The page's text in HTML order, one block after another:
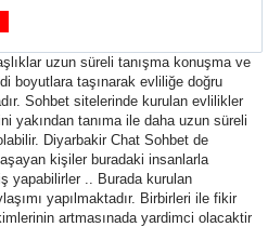
uzun süreli tanışma konuşma ve
boyutlara taşınarak evliliğe doğru
Sohbet sitelerinde kurulan evlilikler
yakından tanıma ile daha uzun süreli
Diyarbakir Chat Sohbet de
kişiler buradaki insanlarla
yapabilirler .. Burada kurulan
yapılmaktadır. Birbirleri ile fikir
artmasınada yardimci olacaktir